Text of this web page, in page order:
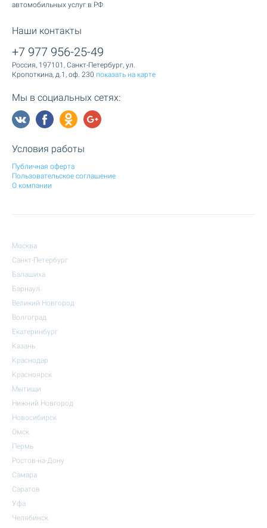
автомобильных услуг в РФ
Наши контакты
+7 977 956-25-49
Россия, 197101, Санкт-Петербург, ул.
Кропоткина, д.1, оф. 230 показать на карте
Мы в социальных сетях:
Условия работы
Публичная оферта
Пользовательское соглашение
О компании
Москва
Санкт-Петербург
Балашиха
Барнаул
Великий Новгород
Волгоград
Екатеринбург
Казань
Краснодар
Красноярск
Мытищи
Нижний Новгород
Новосибирск
Омск
Пермь
Ростов-на-Дону
Самара
Саратов
Уфа
Челябинск